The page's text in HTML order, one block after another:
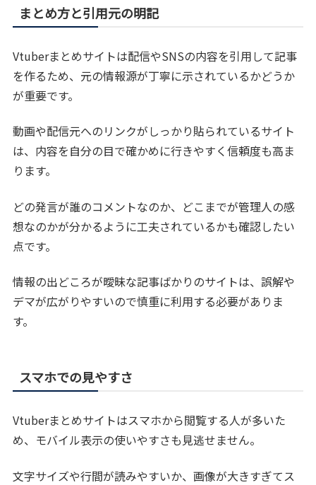
まとめ方と引用元の明記
Vtuberまとめサイトは配信やSNSの内容を引用して記事
を作るため、元の情報源が丁寧に示されているかどうか
が重要です。
動画や配信元へのリンクがしっかり貼られているサイト
は、内容を自分の目で確かめに行きやすく信頼度も高ま
ります。
どの発言が誰のコメントなのか、どこまでが管理人の感
想なのかが分かるように工夫されているかも確認したい
点です。
情報の出どころが曖昧な記事ばかりのサイトは、誤解や
デマが広がりやすいので慎重に利用する必要がありま
す。
スマホでの見やすさ
Vtuberまとめサイトはスマホから閲覧する人が多いた
め、モバイル表示の使いやすさも見逃せません。
文字サイズや行間が読みやすいか、画像が大きすぎてス